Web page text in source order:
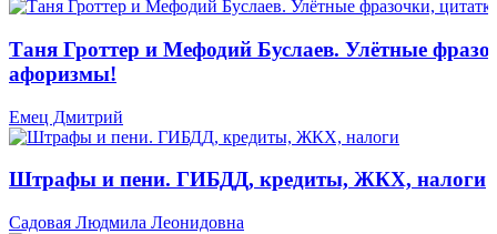
Таня Гроттер и Мефодий Буслаев. Улётные
афоризмы!
Емец Дмитрий
Штрафы и пени. ГИБДД, кредиты, ЖКХ, налоги
Садовая Людмила Леонидовна